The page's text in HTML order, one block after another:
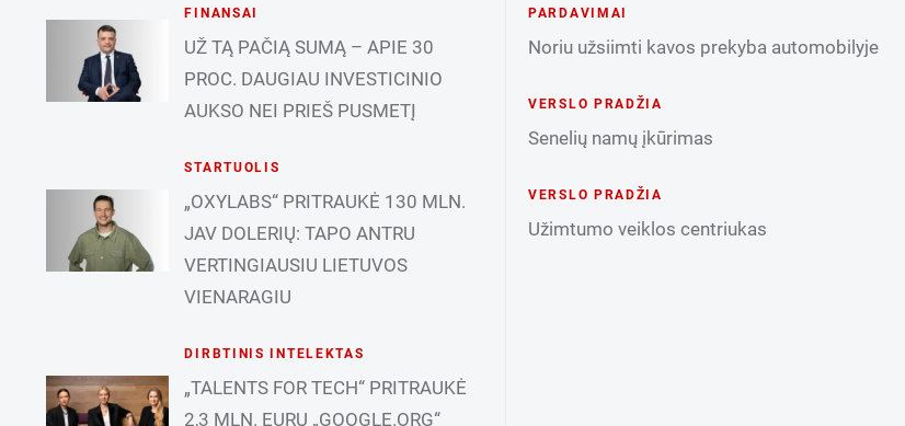
FINANSAI
UŽ TĄ PAČIĄ SUMĄ – APIE 30
PROC. DAUGIAU INVESTICINIO
AUKSO NEI PRIEŠ PUSMETĮ
STARTUOLIS
„OXYLABS“ PRITRAUKĖ 130 MLN.
JAV DOLERIŲ: TAPO ANTRU
VERTINGIAUSIU LIETUVOS
VIENARAGIU
DIRBTINIS INTELEKTAS
„TALENTS FOR TECH“ PRITRAUKĖ
2,3 MLN. EURŲ „GOOGLE.ORG“
PARDAVIMAI
Noriu užsiimti kavos prekyba automobilyje
VERSLO PRADŽIA
Senelių namų įkūrimas
VERSLO PRADŽIA
Užimtumo veiklos centriukas